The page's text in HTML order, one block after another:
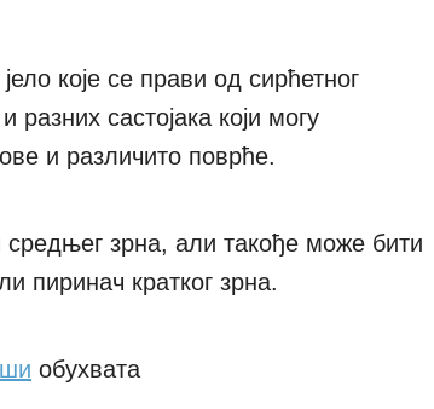
које се прави од сирћетног
састојака који могу
и различито поврће.
зрна, али такође може бити
пиринач кратког зрна.
обухвата